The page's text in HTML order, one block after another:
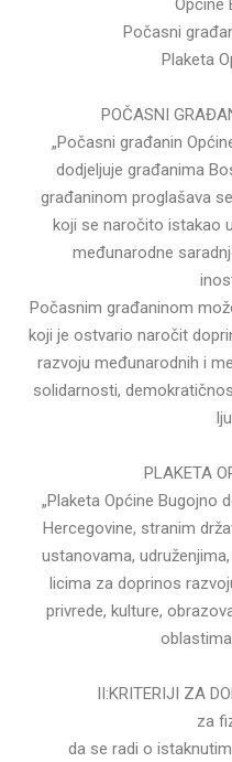
Općine
Počasni
Plaketa
POČASNI
„Počasni građanin
dodjeljuje građanima
građaninom proglašava
koji se naročito istakao
međunarodne
Počasnim građaninom
koji je ostvario naročit
razvoju međunarodnih i
solidarnosti,
PLAKETA
„Plaketa Općine Bugojno
Hercegovine, stranim
ustanovama,
licima za doprinos
privrede, kulture,
II:KRITERIJI ZA
za
da se radi o